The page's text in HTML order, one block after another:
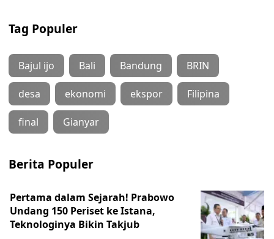
Tag Populer
Bajul ijo Bali Bandung BRIN
desa ekonomi ekspor Filipina
final Gianyar
Berita Populer
Pertama dalam Sejarah! Prabowo
Undang 150 Periset ke Istana,
Teknologinya Bikin Takjub